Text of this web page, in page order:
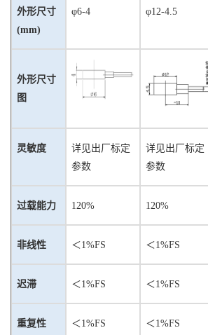
外形尺寸
(mm)
φ6-4 φ12-4.5
外形尺寸
图
灵敏度
详见出厂标定
参数
详见出厂标定
参数
过载能力 120% 120%
非线性 ＜1%FS ＜1%FS
迟滞 ＜1%FS ＜1%FS
重复性 ＜1%FS ＜1%FS